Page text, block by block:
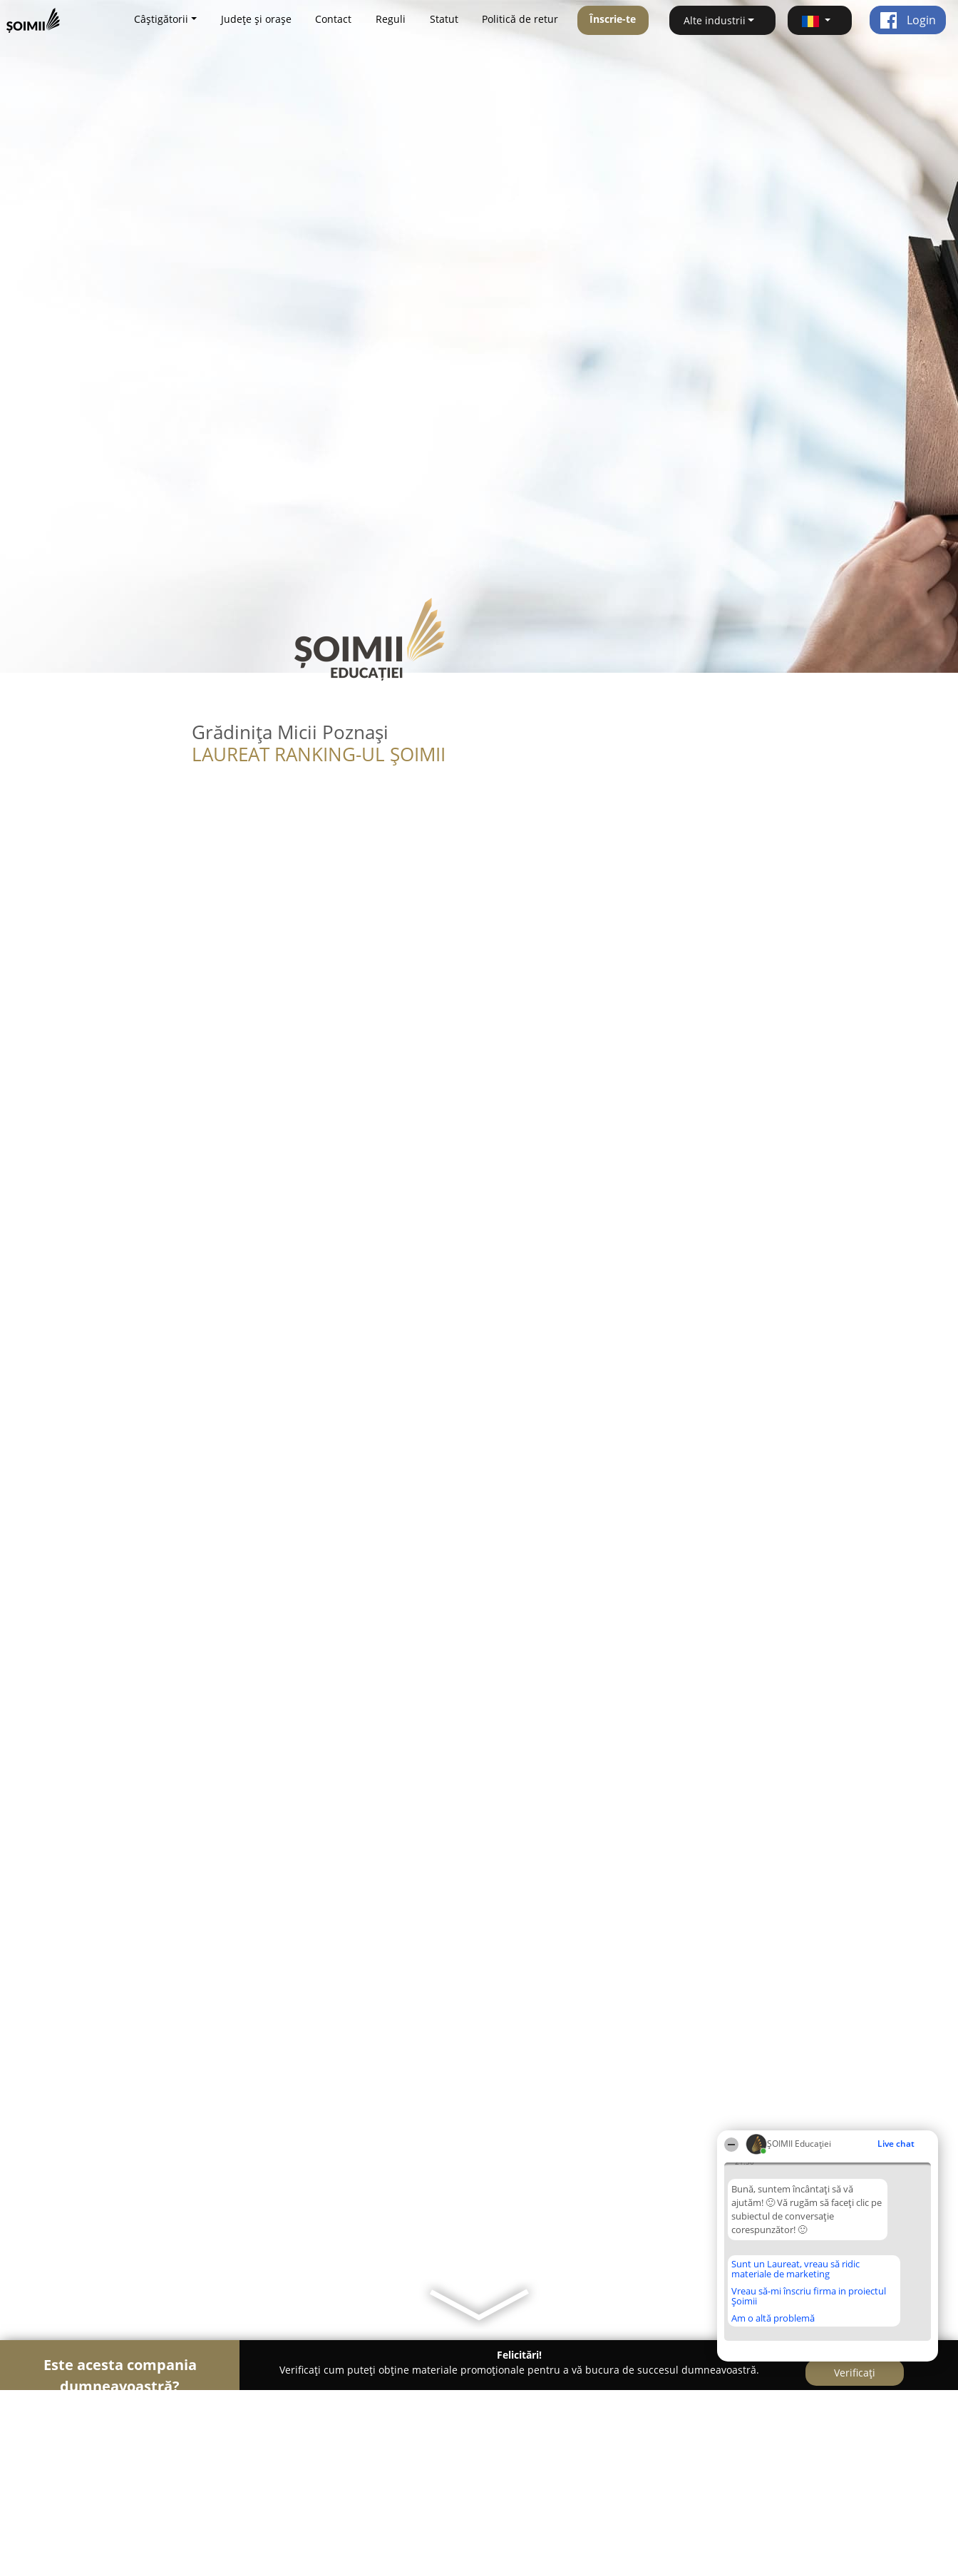
ȘOIMII Educației Live chat
21:50
Bună, suntem încântați să vă
ajutăm! 🙂 Vă rugăm să faceți clic pe
subiectul de conversație
corespunzător! 🙂
Sunt un Laureat, vreau să ridic
materiale de marketing
Vreau să-mi înscriu firma in proiectul
Șoimii
Am o altă problemă
Câștigătorii Județe și orașe Contact Reguli Statut Politică de retur Înscrie-te Alte industrii Login
Grădinița Micii Poznași
LAUREAT RANKING-UL ȘOIMII
Este acesta compania
dumneavoastră?
Felicitări!
Verificați cum puteți obține materiale promoționale pentru a vă bucura de succesul dumneavoastră.
Verificați